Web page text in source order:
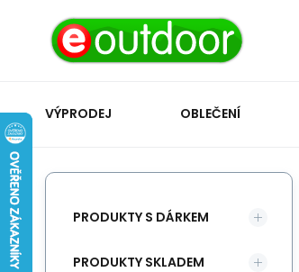
VÝPRODEJ OBLEČENÍ
PRODUKTY S DÁRKEM
PRODUKTY SKLADEM